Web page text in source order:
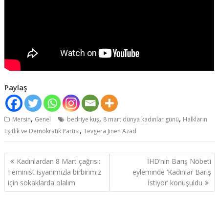
Paylaş
Mersin, Genel bedriye kuş, 8 mart dünya kadınlar günü, Halkların
Eşitlik ve Demokratik Partisi,Tevgera Jinen Azad
Yazı
dolaşımı
Kadınlardan 8 Mart çağrısı:
Feminist isyanımızla birbirimiz
için sokaklarda olalım
İHD’nin Barış Nöbeti
eyleminde ‘Kadınlar Barış
İstiyor’ konuşuldu